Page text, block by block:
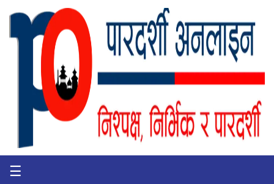
गृहपृष्ठ
☰